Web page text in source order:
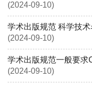
(2024-09-10)
学术出版规范 科学技
(2024-09-10)
学术出版规范一般要
(2024-09-10)